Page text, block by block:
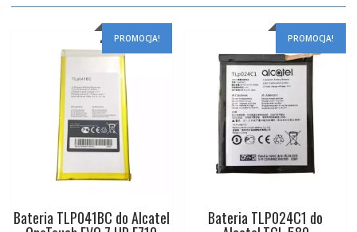
PROMOCJA!
Bateria TLP041BC do Alcatel
PROMOCJA!
Bateria TLP024C1 do